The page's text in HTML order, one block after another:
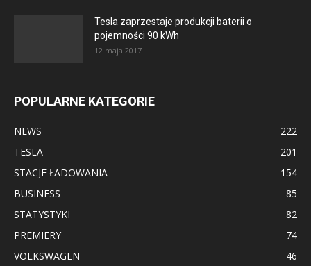
Tesla zaprzestaje produkcji baterii o
pojemności 90 kWh
12 maja 2017
POPULARNE KATEGORIE
NEWS
222
TESLA
201
STACJE ŁADOWANIA
154
BUSINESS
85
STATYSTYKI
82
PREMIERY
74
VOLKSWAGEN
46